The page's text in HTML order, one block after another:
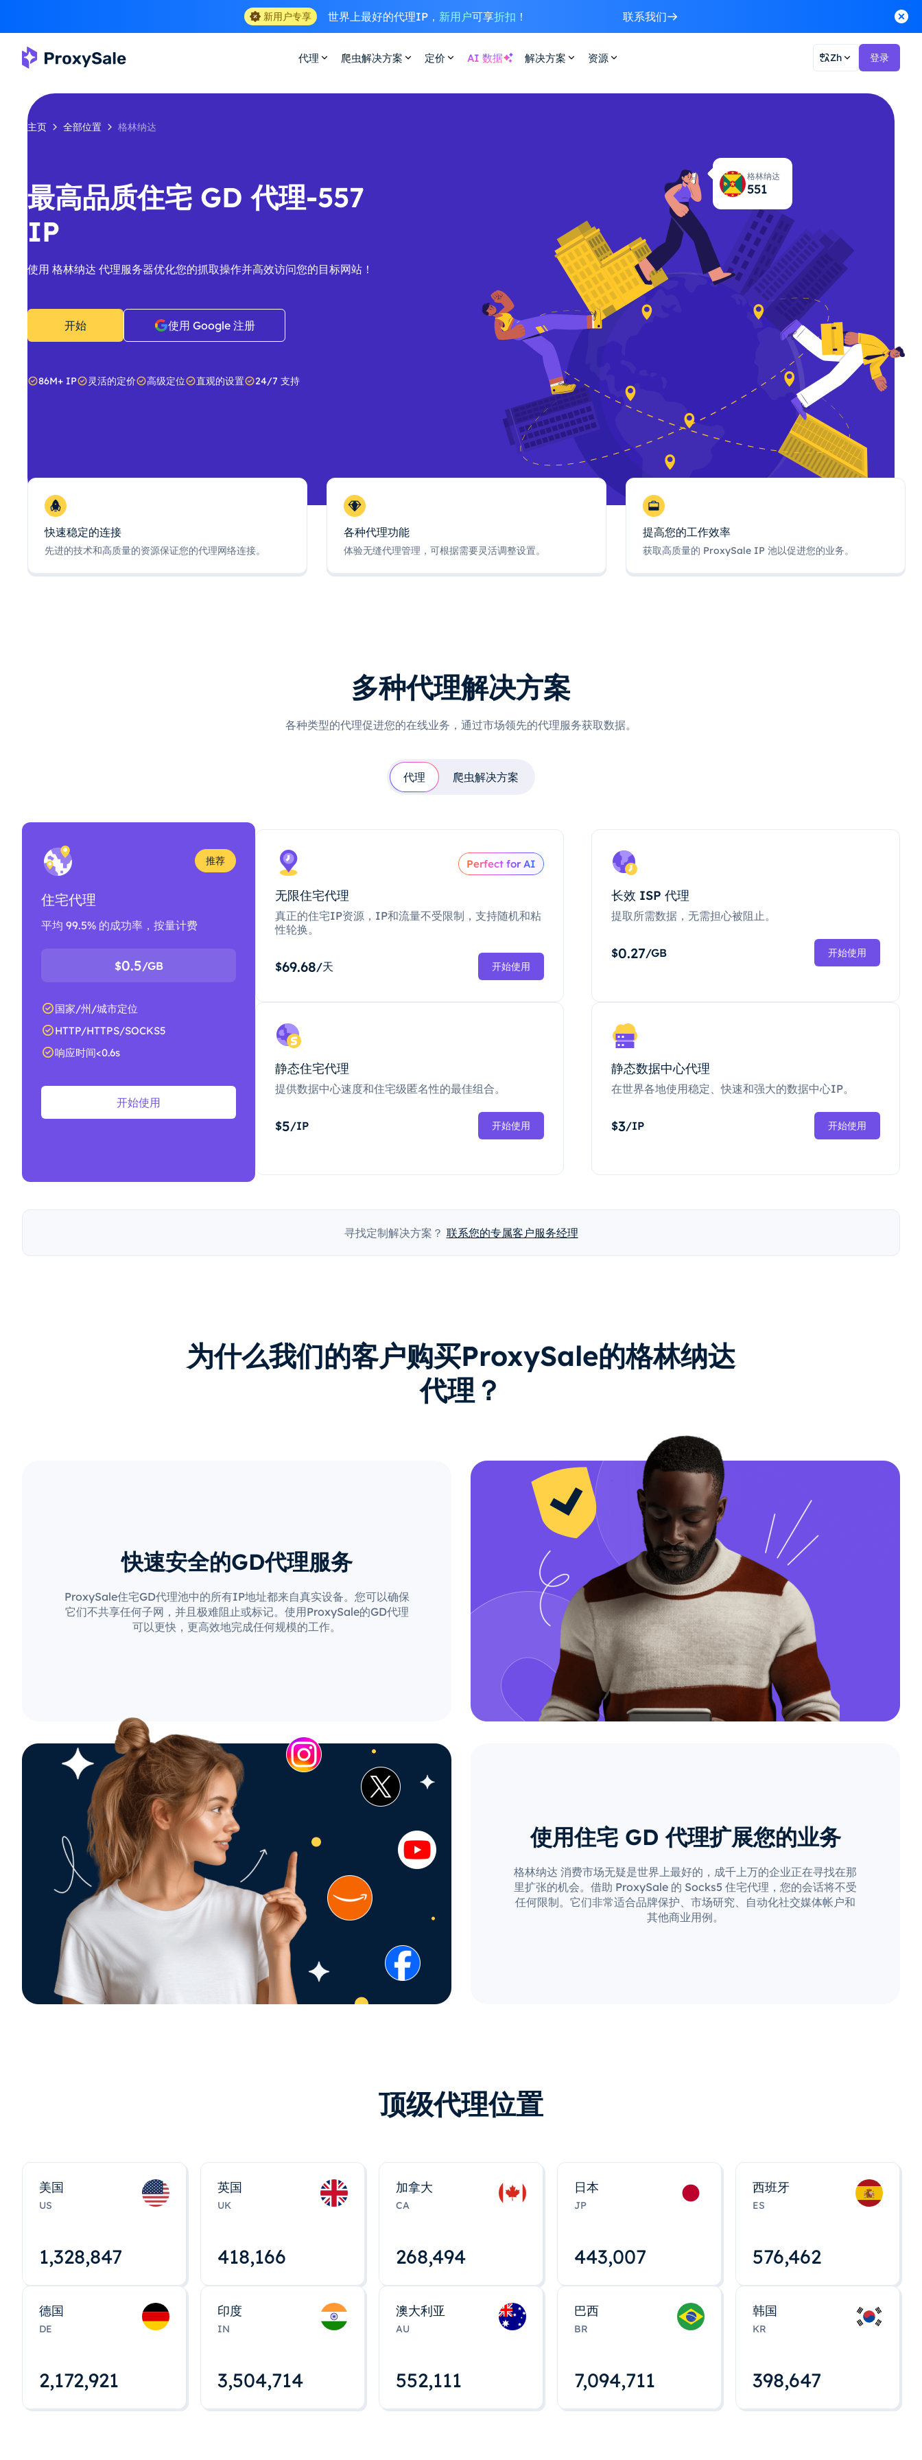
新用户专享 世界上最好的代理IP， 新用户可享折扣 ！ 联系我们
代理 爬虫解决方案 定价 AI 数据 解决方案 资源 Zh 登录
主页 全部位置 格林纳达
最高品质住宅 GD 代理-557
IP
使用 格林纳达 代理服务器优化您的抓取操作并高效访问您的目标网站！
开始 使用 Google 注册
86M+ IP 灵活的定价 高级定位 直观的设置 24/7 支持
格林纳达
557
快速稳定的连接
先进的技术和高质量的资源保证您的代理网络连接。
各种代理功能
体验无缝代理管理，可根据需要灵活调整设置。
提高您的工作效率
获取高质量的 ProxySale IP 池以促进您的业务。
多种代理解决方案
各种类型的代理促进您的在线业务，通过市场领先的代理服务获取数据。
代理 爬虫解决方案
推荐
住宅代理
平均 99.5% 的成功率，按量计费
$0.5/GB
国家/州/城市定位
HTTP/HTTPS/SOCKS5
响应时间<0.6s
开始使用
Perfect for AI
无限住宅代理
真正的住宅IP资源，IP和流量不受限制，支持随机和粘
性轮换。
$69.68/天 开始使用
长效 ISP 代理
提取所需数据，无需担心被阻止。
$0.27/GB 开始使用
静态住宅代理
提供数据中心速度和住宅级匿名性的最佳组合。
$5/IP 开始使用
静态数据中心代理
在世界各地使用稳定、快速和强大的数据中心IP。
$3/IP 开始使用
寻找定制解决方案？ 联系您的专属客户服务经理
为什么我们的客户购买ProxySale的格林纳达
代理？
快速安全的GD代理服务
ProxySale住宅GD代理池中的所有IP地址都来自真实设备。您可以确保
它们不共享任何子网，并且极难阻止或标记。使用ProxySale的GD代理
可以更快，更高效地完成任何规模的工作。
使用住宅 GD 代理扩展您的业务
格林纳达 消费市场无疑是世界上最好的，成千上万的企业正在寻找在那
里扩张的机会。借助 ProxySale 的 Socks5 住宅代理，您的会话将不受
任何限制。它们非常适合品牌保护、市场研究、自动化社交媒体帐户和
其他商业用例。
顶级代理位置
美国
US
1,328,848
英国
UK
418,167
加拿大
CA
268,495
日本
JP
443,008
西班牙
ES
576,463
德国
DE
2,172,922
印度
IN
3,504,715
澳大利亚
AU
552,112
巴西
BR
7,094,712
韩国
KR
398,648